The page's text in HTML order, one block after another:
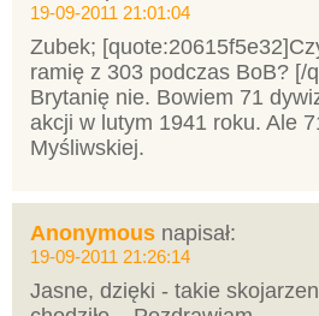
19-09-2011 21:01:04
Zubek;
ramię z 303 podczas BoB? [/
Brytanię nie. Bowiem 71
akcji w lutym 1941 roku. Ale
Myśliwskiej.
Anonymous napisał:
19-09-2011 21:26:14
Jasne, dzięki - takie